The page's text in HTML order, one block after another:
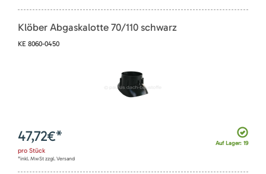
Klöber Abgaskalotte 70/110 schwarz
KE 8060-0450
Auf Lager: 19
47,72€*
pro Stück
*inkl. MwSt zzgl. Versand